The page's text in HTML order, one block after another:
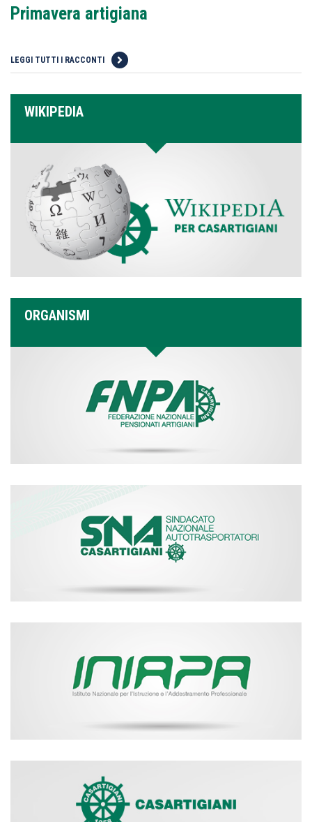
Primavera artigiana
LEGGI TUTTI I RACCONTI
WIKIPEDIA
ORGANISMI